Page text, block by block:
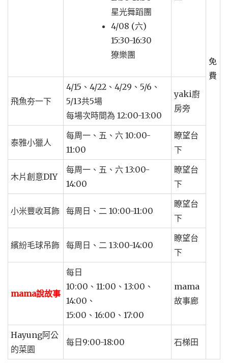
免
費
星光舞蹈團
4/08 (六)
15:30-16:30
獠樂團
飛魚夯一下
4/15、4/22、4/29、5/6、
5/13共5場
每場次時間為 12:00-13:00
yaki廚
房旁
泰雅小獵人
每周一、五、六 10:00-
11:00
瞭望台
下
木片創意DIY
每周一、五、六 13:00-
14:00
瞭望台
下
小米豐收耳飾 每周日、二 10:00-11:00
瞭望台
下
繽紛毛球吊飾 每周日、二 13:00-14:00
瞭望台
下
mama說故事
每日
10:00、11:00、13:00、
14:00、
15:00、16:00、17:00
mama
故事廊
Hayung阿公
的菜園
每日9:00-18:00 石梯田